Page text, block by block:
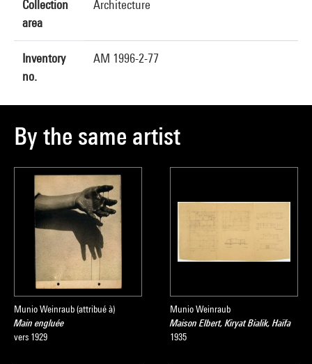
Collection
area
Architecture
Inventory
no.
AM 1996-2-77
By the same artist
Munio Weinraub (attribué à)
Main engluée
vers 1929
Munio Weinraub
Maison Elbert, Kiryat Bialik, Haïfa
1935